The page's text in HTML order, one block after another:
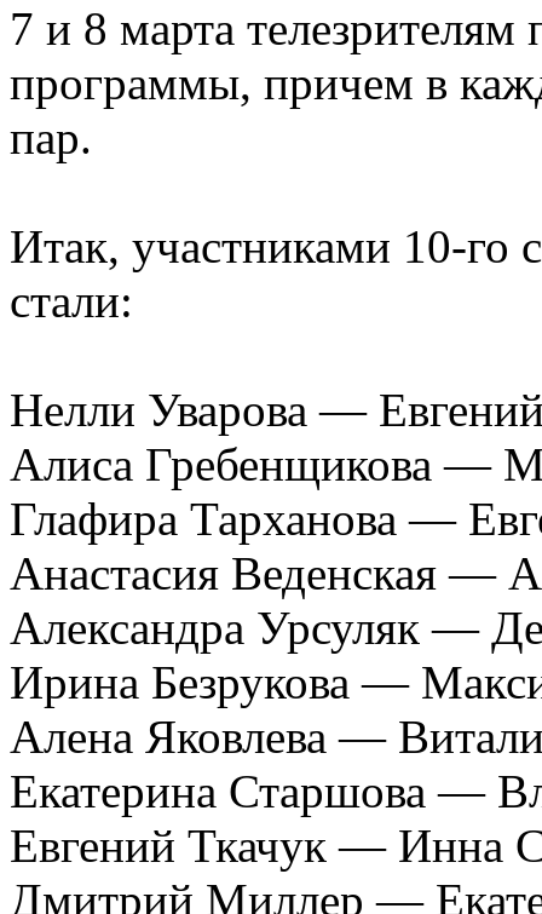
7 и 8 марта телезрителям
программы, причем в
пар.
Итак, участниками 10-го
стали:
Нелли Уварова —
Алиса Гребенщикова —
Глафира Тарханова —
Анастасия Веденская —
Александра Урсуляк —
Ирина Безрукова —
Алена Яковлева —
Екатерина Старшова —
Евгений Ткачук — Инна
Дмитрий Миллер —